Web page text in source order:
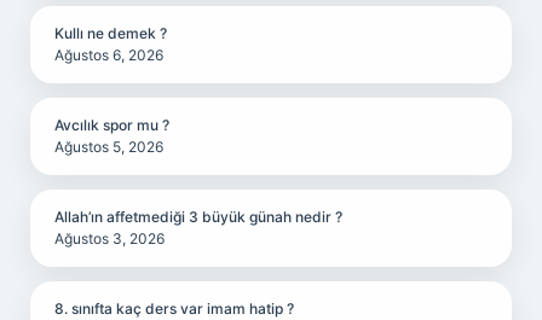
Kullı ne demek ?
Ağustos 6, 2026
Avcılık spor mu ?
Ağustos 5, 2026
Allah’ın affetmediği 3 büyük günah nedir ?
Ağustos 3, 2026
8. sınıfta kaç ders var imam hatip ?